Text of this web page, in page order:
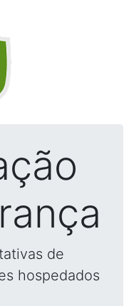
de
hospedados